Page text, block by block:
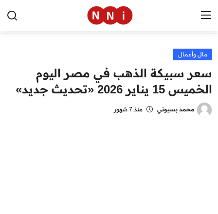
الرئيسية
اخبار مصر
العالم
مال وأعمال
سعر سبيكة الذهب في مصر اليوم
الخميس 15 يناير 2026 «تحديث جديد»
محمد بسيوني منذ 7 شهور